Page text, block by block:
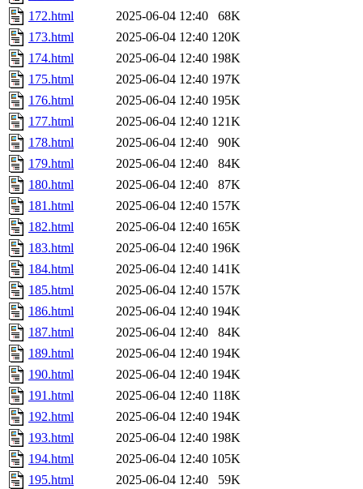
172.html
2025-06-04 12:40
68K
173.html
2025-06-04 12:40 120K
174.html
2025-06-04 12:40 198K
175.html
2025-06-04 12:40 197K
176.html
2025-06-04 12:40 195K
177.html
2025-06-04 12:40 121K
178.html
2025-06-04 12:40
90K
179.html
2025-06-04 12:40
84K
180.html
2025-06-04 12:40
87K
181.html
2025-06-04 12:40 157K
182.html
2025-06-04 12:40 165K
183.html
2025-06-04 12:40 196K
184.html
2025-06-04 12:40 141K
185.html
2025-06-04 12:40 157K
186.html
2025-06-04 12:40 194K
187.html
2025-06-04 12:40
84K
189.html
2025-06-04 12:40 194K
190.html
2025-06-04 12:40 194K
191.html
2025-06-04 12:40 118K
192.html
2025-06-04 12:40 194K
193.html
2025-06-04 12:40 198K
194.html
2025-06-04 12:40 105K
195.html
2025-06-04 12:40
59K